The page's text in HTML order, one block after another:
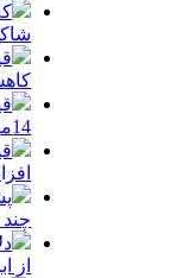
14مرداد/ افزایش قیمت + جدول
چند
از